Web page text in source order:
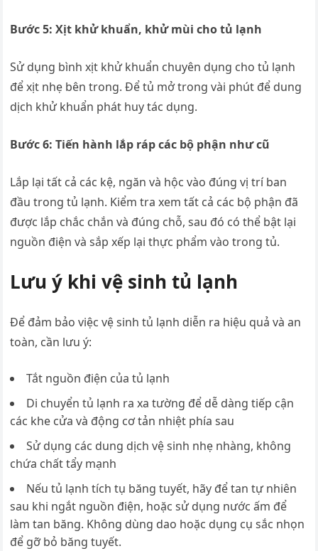
Bước 5: Xịt khử khuẩn, khử mùi cho tủ lạnh
Sử dụng bình xịt khử khuẩn chuyên dụng cho tủ lạnh
để xịt nhẹ bên trong. Để tủ mở trong vài phút để dung
dịch khử khuẩn phát huy tác dụng.
Bước 6: Tiến hành lắp ráp các bộ phận như cũ
Lắp lại tất cả các kệ, ngăn và hộc vào đúng vị trí ban
đầu trong tủ lạnh. Kiểm tra xem tất cả các bộ phận đã
được lắp chắc chắn và đúng chỗ, sau đó có thể bật lại
nguồn điện và sắp xếp lại thực phẩm vào trong tủ.
Lưu ý khi vệ sinh tủ lạnh
Để đảm bảo việc vệ sinh tủ lạnh diễn ra hiệu quả và an
toàn, cần lưu ý:
Tắt nguồn điện của tủ lạnh
Di chuyển tủ lạnh ra xa tường để dễ dàng tiếp cận
các khe cửa và động cơ tản nhiệt phía sau
Sử dụng các dung dịch vệ sinh nhẹ nhàng, không
chứa chất tẩy mạnh
Nếu tủ lạnh tích tụ băng tuyết, hãy để tan tự nhiên
sau khi ngắt nguồn điện, hoặc sử dụng nước ấm để
làm tan băng. Không dùng dao hoặc dụng cụ sắc nhọn
để gỡ bỏ băng tuyết.